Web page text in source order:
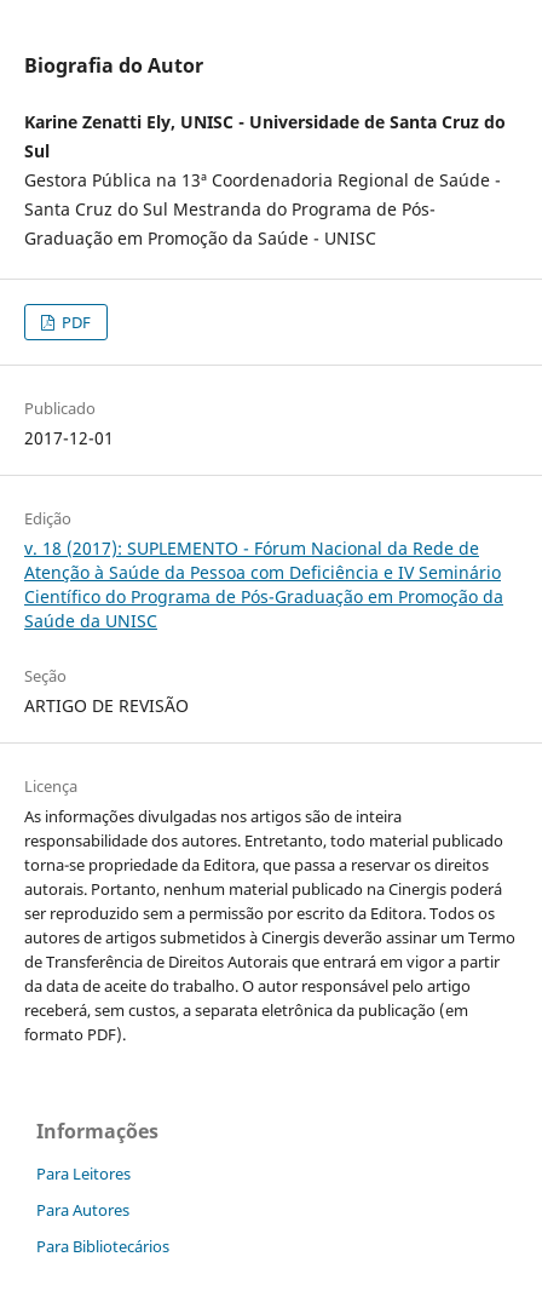
Biografia do Autor
Karine Zenatti Ely, UNISC - Universidade de Santa Cruz do
Sul
Gestora Pública na 13ª Coordenadoria Regional de Saúde -
Santa Cruz do Sul Mestranda do Programa de Pós-
Graduação em Promoção da Saúde - UNISC
PDF
Publicado
2017-12-01
Edição
v. 18 (2017): SUPLEMENTO - Fórum Nacional da Rede de
Atenção à Saúde da Pessoa com Deficiência e IV Seminário
Científico do Programa de Pós-Graduação em Promoção da
Saúde da UNISC
Seção
ARTIGO DE REVISÃO
Licença
As informações divulgadas nos artigos são de inteira
responsabilidade dos autores. Entretanto, todo material publicado
torna-se propriedade da Editora, que passa a reservar os direitos
autorais. Portanto, nenhum material publicado na Cinergis poderá
ser reproduzido sem a permissão por escrito da Editora. Todos os
autores de artigos submetidos à Cinergis deverão assinar um Termo
de Transferência de Direitos Autorais que entrará em vigor a partir
da data de aceite do trabalho. O autor responsável pelo artigo
receberá, sem custos, a separata eletrônica da publicação (em
formato PDF).
Informações
Para Leitores
Para Autores
Para Bibliotecários